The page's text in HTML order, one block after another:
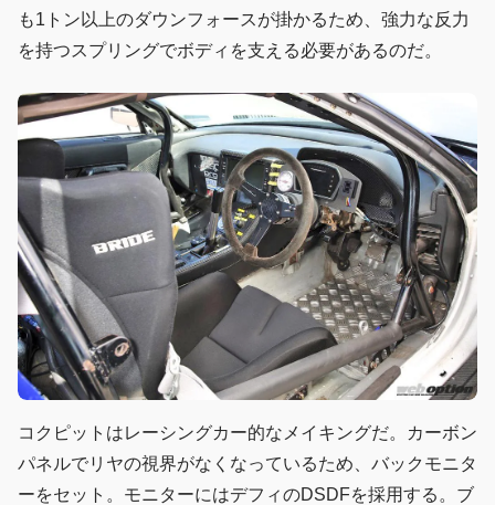
も1トン以上のダウンフォースが掛かるため、強力な反力
を持つスプリングでボディを支える必要があるのだ。
コクピットはレーシングカー的なメイキングだ。カーボン
パネルでリヤの視界がなくなっているため、バックモニタ
ーをセット。モニターにはデフィのDSDFを採用する。ブ